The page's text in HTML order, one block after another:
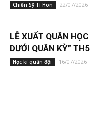
Chiến Sỹ Tí Hon 22/07/2026
LỄ XUẤT QUÂN
DƯỚI QUÂN KỲ” TH5
Học kì quân đội 16/07/2026